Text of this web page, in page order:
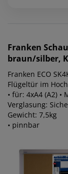
Franken
braun/silber,
Franken ECO
Flügeltür im
• für: 4xA4 (A2) •
Verglasung:
Gewicht: 7,5kg
• pinnbar